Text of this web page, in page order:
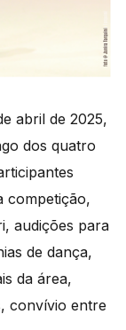
abril de 2025,
dos quatro
competição,
audições para
de dança,
da área,
convívio entre